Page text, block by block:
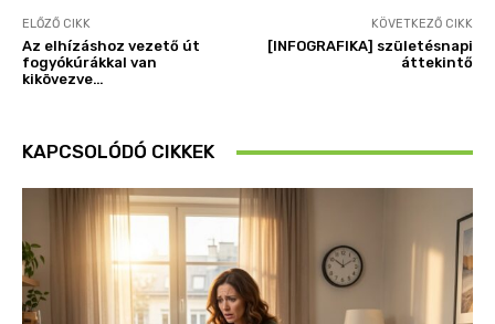
ELŐZŐ CIKK
Az elhízáshoz vezető út
fogyókúrákkal van
kikövezve…
KÖVETKEZŐ CIKK
[INFOGRAFIKA] születésnapi
áttekintő
KAPCSOLÓDÓ CIKKEK